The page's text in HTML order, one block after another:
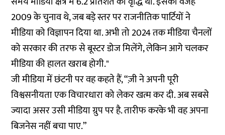
2009 के चुनाव थे, जब बड़े स्तर पर राजनीतिक पार्टियों ने
मीडिया को विज्ञापन दिया था. अभी तो 2024 तक मीडिया चैनलों
को सरकार की तरफ से बूस्टर डोज मिलेंगे, लेकिन आगे चलकर
मीडिया की हालत खराब होगी."
जी मीडिया में छंटनी पर वह कहते हैं, “ज़ी ने अपनी पूरी
विश्वसनीयता एक विचारधारा को लेकर खत्म कर दी. अब सबसे
ज्यादा असर उसी मीडिया ग्रुप पर है. तारीफ करके भी वह अपना
बिजनेस नहीं बचा पाए.”